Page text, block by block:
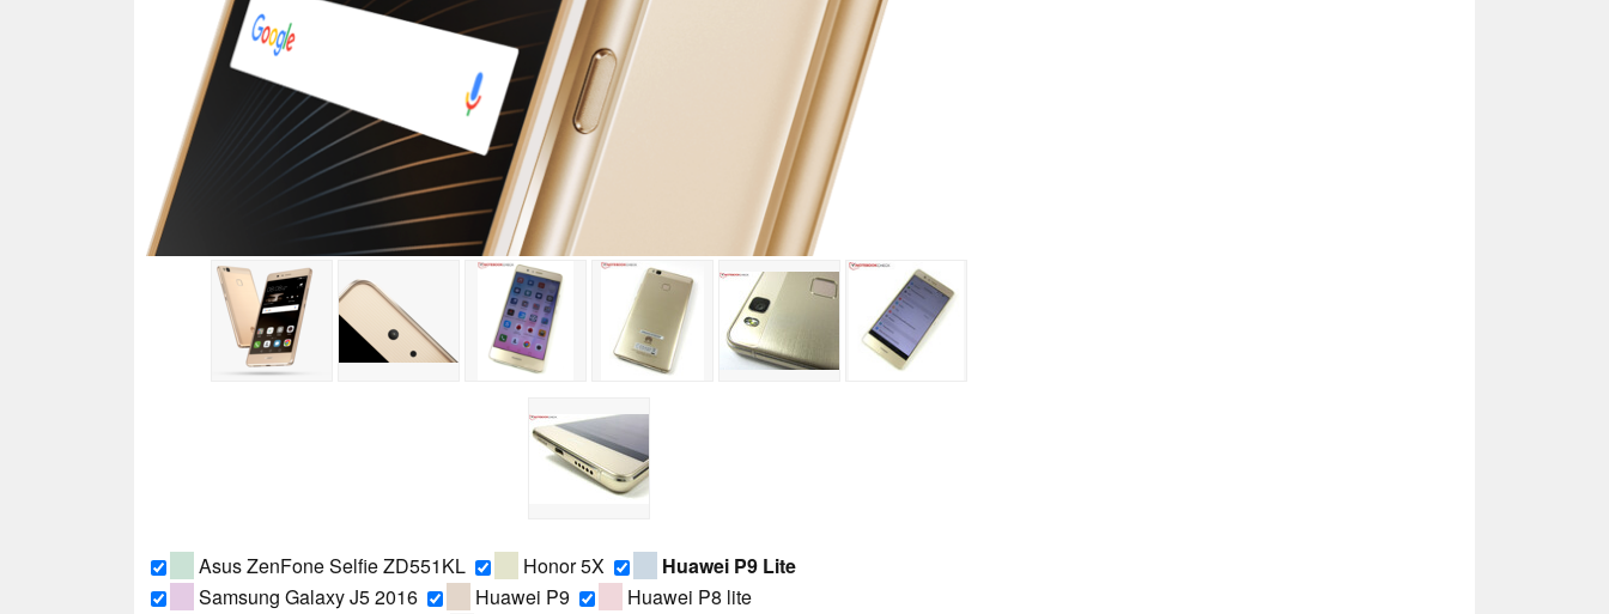
Asus ZenFone Selfie ZD551KL Honor 5X
Huawei P9 Lite
Samsung Galaxy J5 2016
Huawei P9
Huawei P8 lite